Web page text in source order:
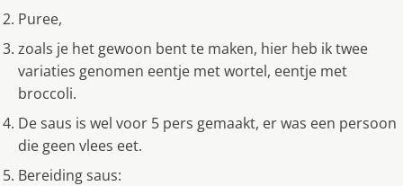
Puree,
zoals je het gewoon bent te maken, hier heb ik twee
variaties genomen eentje met wortel, eentje met
broccoli.
De saus is wel voor 5 pers gemaakt, er was een persoon
die geen vlees eet.
Bereiding saus: